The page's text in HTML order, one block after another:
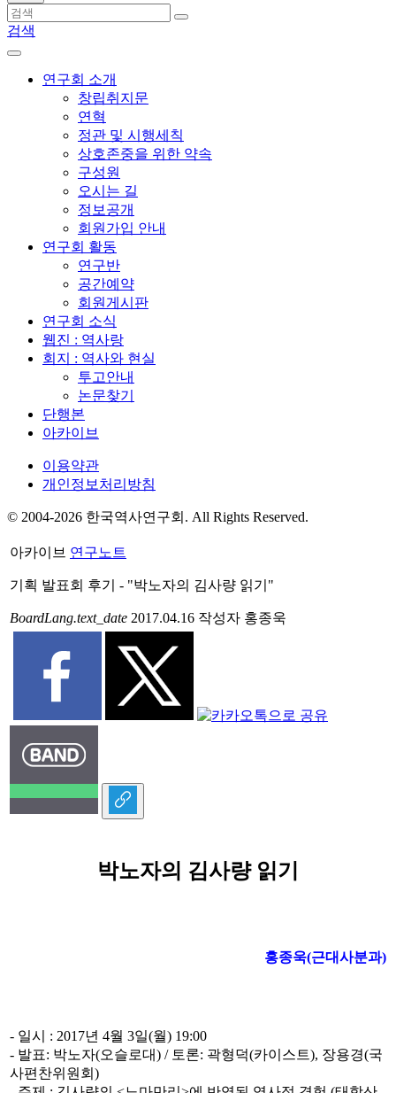
검색
연구회 소개
창립취지문
연혁
정관 및 시행세칙
상호존중을 위한 약속
구성원
오시는 길
정보공개
회원가입 안내
연구회 활동
연구반
공간예약
회원게시판
연구회 소식
웹진 : 역사랑
회지 : 역사와 현실
투고안내
논문찾기
단행본
아카이브
이용약관
개인정보처리방침
© 2004-2026 한국역사연구회. All Rights Reserved.
아카이브 연구노트
기획 발표회 후기 - "박노자의 김사량 읽기"
BoardLang.text_date 2017.04.16 작성자 홍종욱
박노자의 김사량 읽기
홍종욱(근대사분과)
- 일시 : 2017년 4월 3일(월) 19:00
- 발표: 박노자(오슬로대) / 토론: 곽형덕(카이스트), 장용경(국
사편찬위원회)